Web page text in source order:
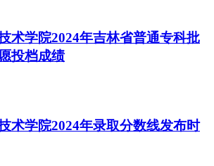
术学院2024年吉林省普通专科批
投档成绩
术学院2024年录取分数线发布时